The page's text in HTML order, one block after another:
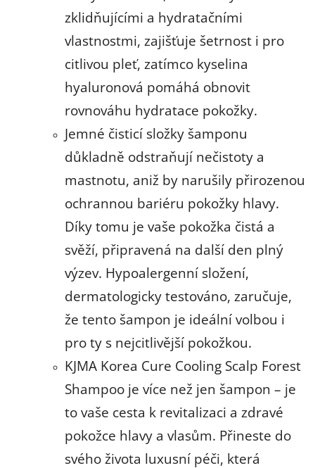
zklidňujícími a hydratačními
vlastnostmi, zajišťuje šetrnost i pro
citlivou pleť, zatímco kyselina
hyaluronová pomáhá obnovit
rovnováhu hydratace pokožky.
Jemné čisticí složky šamponu
důkladně odstraňují nečistoty a
mastnotu, aniž by narušily přirozenou
ochrannou bariéru pokožky hlavy.
Díky tomu je vaše pokožka čistá a
svěží, připravená na další den plný
výzev. Hypoalergenní složení,
dermatologicky testováno, zaručuje,
že tento šampon je ideální volbou i
pro ty s nejcitlivější pokožkou.
KJMA Korea Cure Cooling Scalp Forest
Shampoo je více než jen šampon – je
to vaše cesta k revitalizaci a zdravé
pokožce hlavy a vlasům. Přineste do
svého života luxusní péči, která